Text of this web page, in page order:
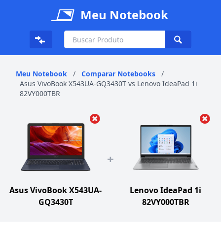
Meu Notebook
Meu Notebook / Comparar Notebooks
/
Asus VivoBook X543UA-GQ3430T vs Lenovo IdeaPad 1i
82VY000TBR
Asus VivoBook X543UA-
GQ3430T
+
Lenovo IdeaPad 1i
82VY000TBR